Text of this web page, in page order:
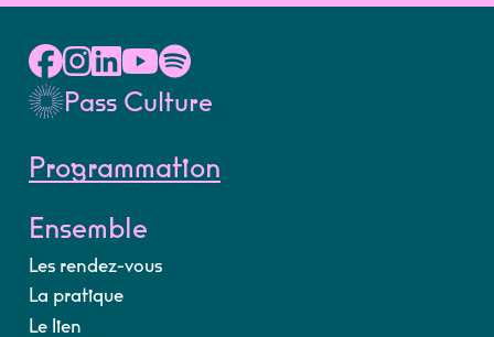
Pass Culture
Programmation
Ensemble
Les rendez-vous
La pratique
Le lien